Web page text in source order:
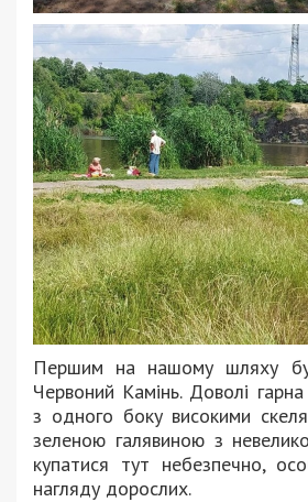
Першим на нашому шляху
Червоний Камінь. Доволі
з одного боку високими
зеленою галявиною з
купатися тут небезпечно,
нагляду дорослих.